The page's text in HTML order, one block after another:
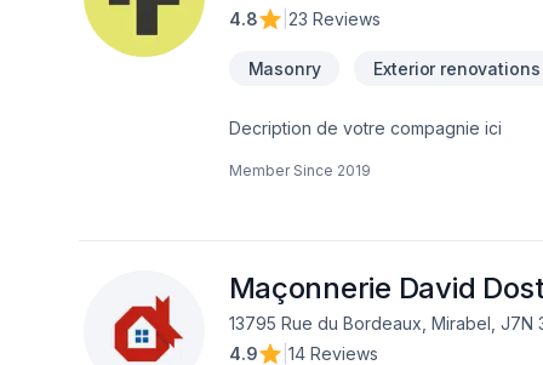
4.8
23 Reviews
Masonry Exterior renovations
Decription de votre compagnie ici
Member Since 2019
Maçonnerie David
13795 Rue du Bordeaux, Mirabel, J7N
4.9
14 Reviews